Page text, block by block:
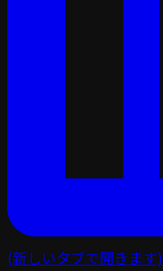
(新しいタブで開きます)